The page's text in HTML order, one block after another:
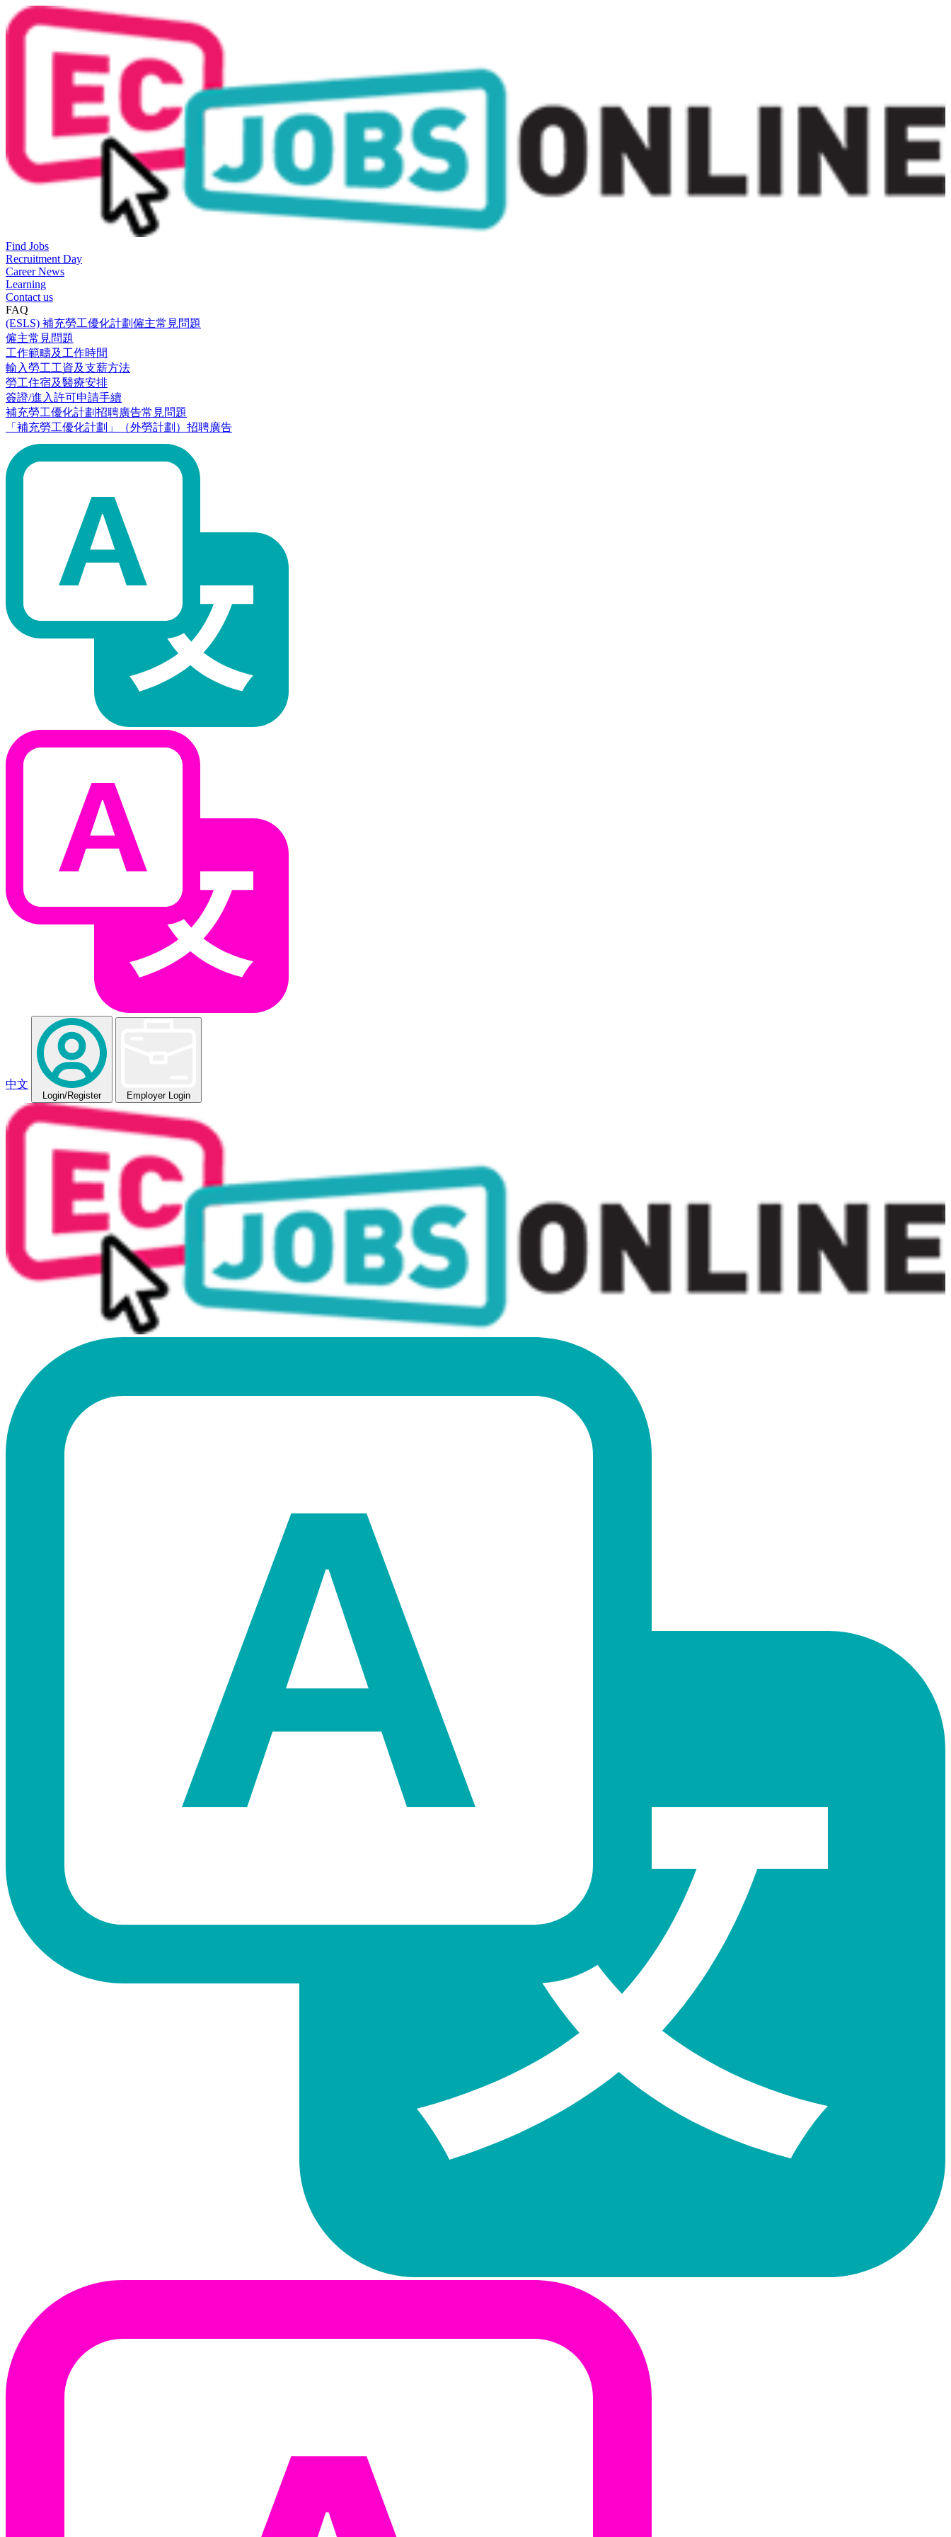
Find Jobs
Recruitment Day
Career News
Learning
Contact us
FAQ
(ESLS) 補充勞工優化計劃僱主常見問題
僱主常見問題
工作範疇及工作時間
輸入勞工工資及支薪方法
勞工住宿及醫療安排
簽證/進入許可申請手續
補充勞工優化計劃招聘廣告常見問題
「補充勞工優化計劃」（外勞計劃）招聘廣告
中文
Login/Register Employer Login